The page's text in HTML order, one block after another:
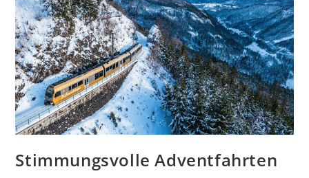
Stimmungsvolle Adventfahrten